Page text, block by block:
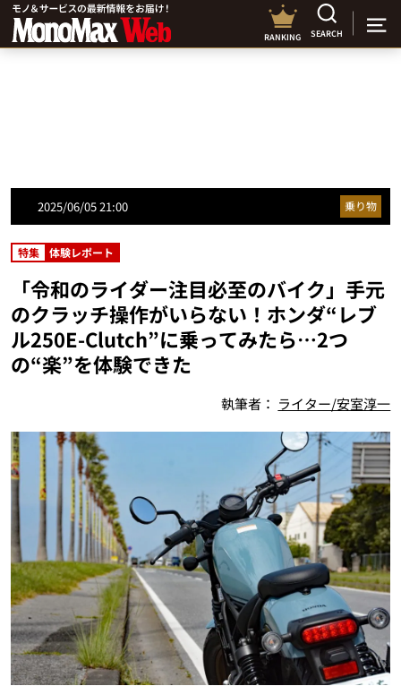
RANKING SEARCH
2025/06/05 21:00 乗り物
特集 体験レポート
「令和のライダー注目必至のバイク」手元
のクラッチ操作がいらない！ホンダ“レブ
ル250E-Clutch”に乗ってみたら…2つ
の“楽”を体験できた
執筆者： ライター/安室淳一